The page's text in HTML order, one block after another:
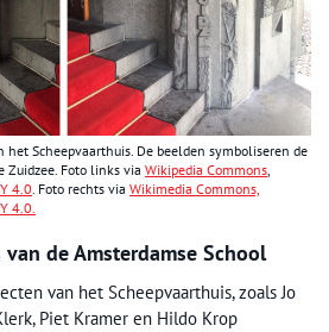
het Scheepvaarthuis. De beelden symboliseren de
Zuidzee. Foto links via Wikipedia Commons,
4.0. Foto rechts via Wikimedia Commons,
4.0.
de Amsterdamse School
van het Scheepvaarthuis, zoals Jo
Piet Kramer en Hildo Krop